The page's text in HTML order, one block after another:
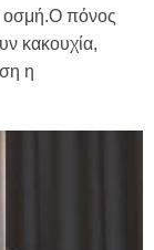
οσμή.Ο πόνος
κακουχία,
η